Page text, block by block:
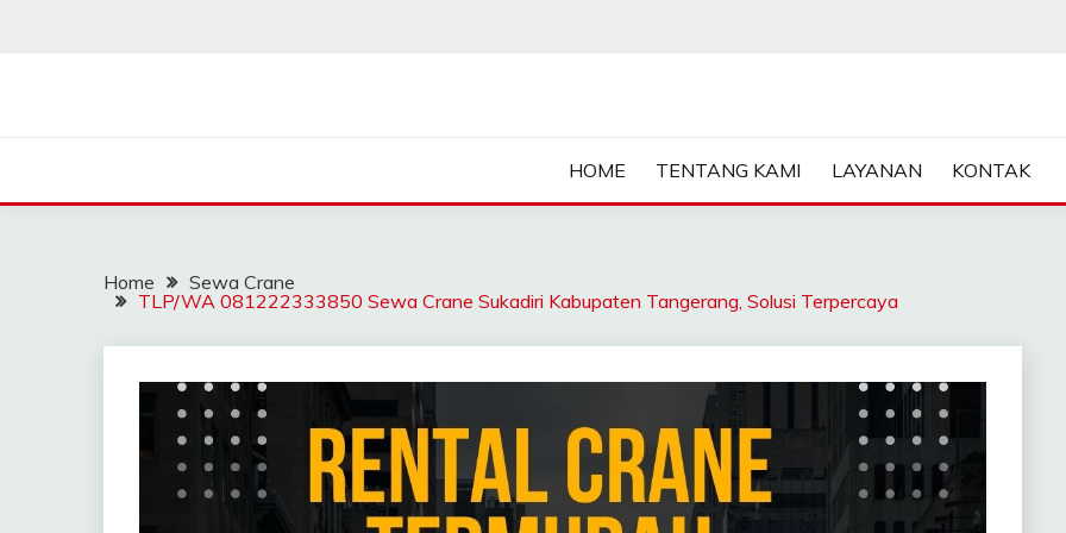
HOME TENTANG KAMI LAYANAN KONTAK
Home
Sewa Crane
TLP/WA 081222333850 Sewa Crane Sukadiri Kabupaten Tangerang, Solusi Terpercaya